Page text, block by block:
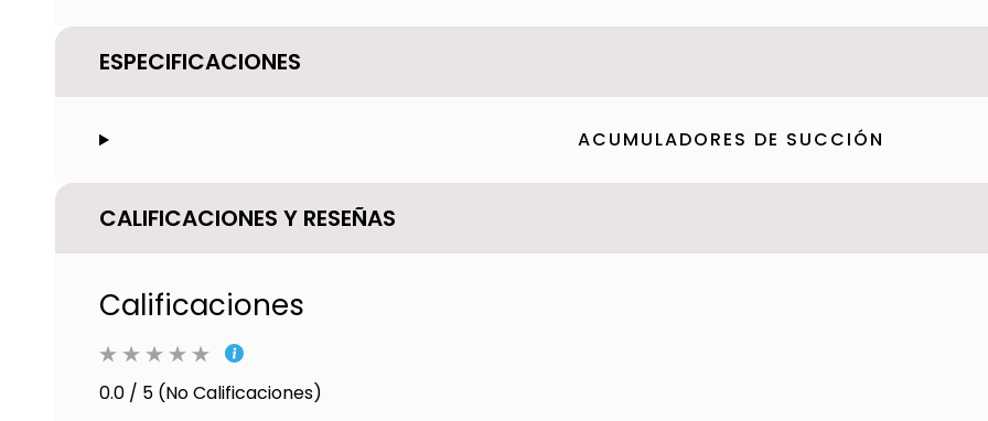
ESPECIFICACIONES
ACUMULADORES DE SUCCIÓN
CALIFICACIONES Y RESEÑAS
Calificaciones
0.0 / 5 (No Calificaciones)